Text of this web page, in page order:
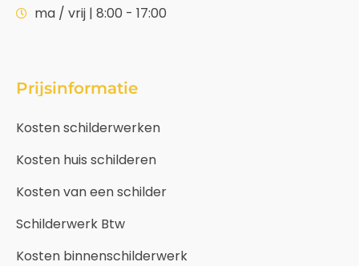
ma / vrij | 8:00 - 17:00
Prijsinformatie
Kosten schilderwerken
Kosten huis schilderen
Kosten van een schilder
Schilderwerk Btw
Kosten binnenschilderwerk